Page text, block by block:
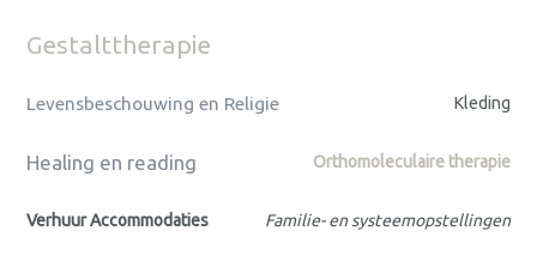
Gestalttherapie
Levensbeschouwing en Religie Kleding
Healing en reading Orthomoleculaire therapie
Verhuur Accommodaties Familie- en systeemopstellingen